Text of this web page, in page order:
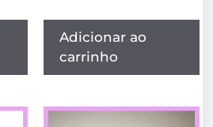
Adicionar ao
carrinho